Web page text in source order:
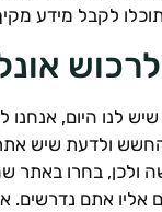
לקבל מידע
לנו היום,
ולדעת שיש
ולכן, בחרו באתר
אליו אתם